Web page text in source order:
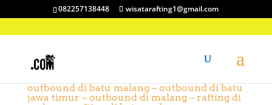
082257138448 wisatarafting1@gmail.com
outbound di batu malang – outbound di batu
jawa timur – outbound di malang – rafting di